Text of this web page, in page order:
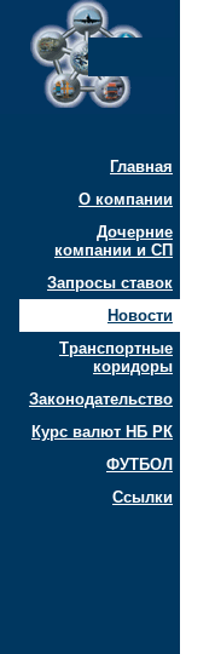
Главная
О компании
Дочерние
компании и СП
Запросы ставок
Новости
Транспортные
коридоры
Законодательство
Курс валют НБ РК
ФУТБОЛ
Ссылки